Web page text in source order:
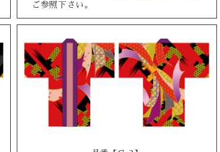
ご参照下さい。